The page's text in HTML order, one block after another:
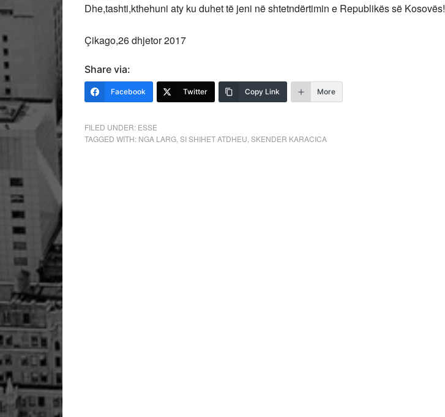
Dhe,tashti,kthehuni aty ku duhet të jeni në shtetndërtimin e Republikës së Kosovës!
Çikago,26 dhjetor 2017
Share via:
Facebook Twitter Copy Link More
FILED UNDER: ESSE
TAGGED WITH: NGA LARG SI SHIHET ATDHEU SKENDER KARACICA